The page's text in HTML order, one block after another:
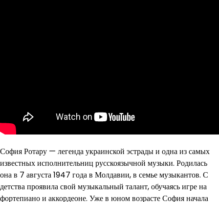
София Ротару — легенда украинской эстрады и одна из самых
известных исполнительниц русскоязычной музыки. Родилась
она в 7 августа 1947 года в Молдавии, в семье музыкантов. С
детства проявила свой музыкальный талант, обучаясь игре на
фортепиано и аккордеоне. Уже в юном возрасте София начала